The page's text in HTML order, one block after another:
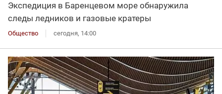
Экспедиция в Баренцевом море обнаружила
следы ледников и газовые кратеры
Общество сегодня, 14:00